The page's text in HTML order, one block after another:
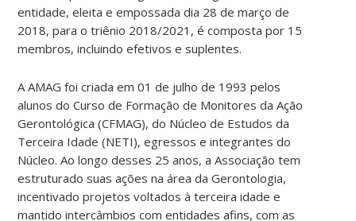
entidade, eleita e empossada dia 28 de março de
2018, para o triênio 2018/2021, é composta por 15
membros, incluindo efetivos e suplentes.
A AMAG foi criada em 01 de julho de 1993 pelos
alunos do Curso de Formação de Monitores da Ação
Gerontológica (CFMAG), do Núcleo de Estudos da
Terceira Idade (NETI), egressos e integrantes do
Núcleo. Ao longo desses 25 anos, a Associação tem
estruturado suas ações na área da Gerontologia,
incentivado projetos voltados à terceira idade e
mantido intercâmbios com entidades afins, com as